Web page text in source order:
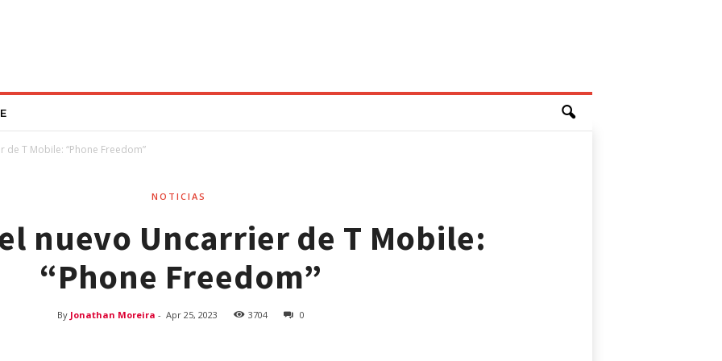
T Mobile: “Phone Freedom”
NOTICIAS
nuevo Uncarrier de T Mobile:
“Phone Freedom”
By Jonathan Moreira - Apr 25, 2023 3704 0